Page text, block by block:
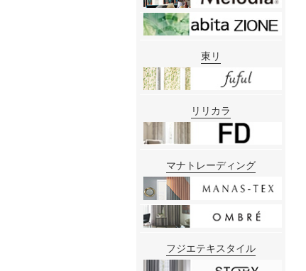
東リ
リリカラ
マナトレーディング
フジエテキスタイル